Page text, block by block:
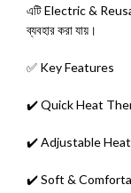
এটি Electric &
ব্যবহার করা যায়।
✅ Key Features
✔️ Quick Heat
✔️ Adjustable Heat
✔️ Soft &